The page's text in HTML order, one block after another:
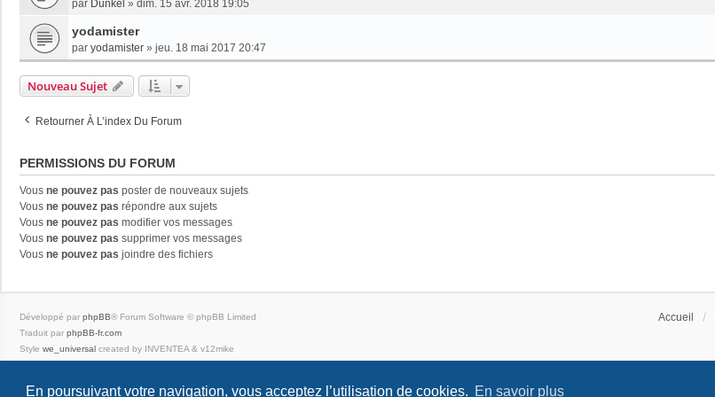
En poursuivant votre navigation, vous acceptez l’utilisation de cookies. En savoir plus
par Dunkel » dim. 15 avr. 2018 19:05
yodamister
par yodamister » jeu. 18 mai 2017 20:47
Nouveau Sujet
Retourner À L’index Du Forum
PERMISSIONS DU FORUM
Vous ne pouvez pas poster de nouveaux sujets
Vous ne pouvez pas répondre aux sujets
Vous ne pouvez pas modifier vos messages
Vous ne pouvez pas supprimer vos messages
Vous ne pouvez pas joindre des fichiers
Accueil
Développé par phpBB® Forum Software © phpBB Limited
Traduit par phpBB-fr.com
Style we_universal created by INVENTEA & v12mike